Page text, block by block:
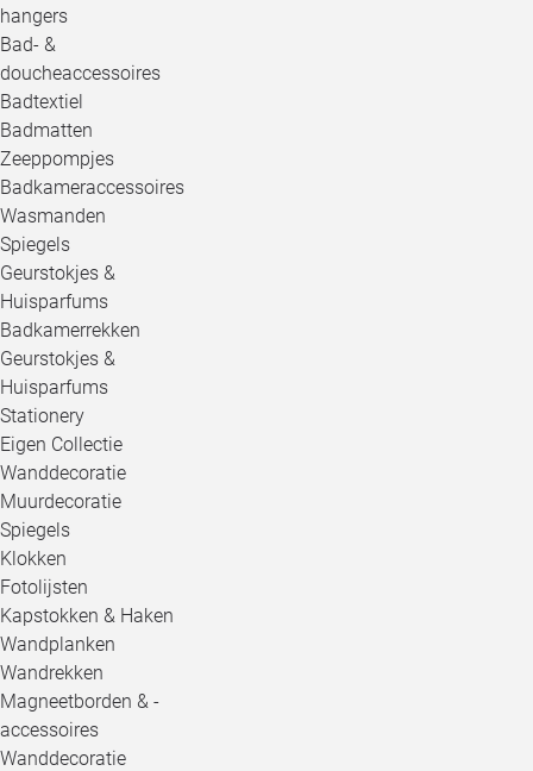
hangers
Bad- &
doucheaccessoires
Badtextiel
Badmatten
Zeeppompjes
Badkameraccessoires
Wasmanden
Spiegels
Geurstokjes &
Huisparfums
Badkamerrekken
Geurstokjes &
Huisparfums
Stationery
Eigen Collectie
Wanddecoratie
Muurdecoratie
Spiegels
Klokken
Fotolijsten
Kapstokken & Haken
Wandplanken
Wandrekken
Magneetborden & -
accessoires
Wanddecoratie